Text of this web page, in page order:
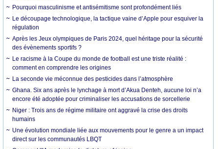
Pourquoi masculinisme et antisémitisme sont profondément liés
Le découpage technologique, la tactique vaine d’Apple pour esquiver la
régulation
Après les Jeux olympiques de Paris 2024, quel héritage pour la sécurité
des évènements sportifs ?
Le racisme à la Coupe du monde de football est une triste réalité :
comment en comprendre les origines
La seconde vie méconnue des pesticides dans l’atmosphère
Ghana. Six ans après le lynchage à mort d’Akua Denteh, aucune loi n’a
encore été adoptée pour criminaliser les accusations de sorcellerie
Niger : Trois ans de régime militaire ont aggravé la crise des droits
humains
Une évolution mondiale liée aux mouvements pour le genre a un impact
direct sur les communautés LBQT